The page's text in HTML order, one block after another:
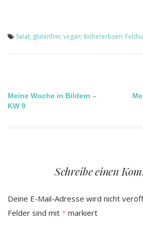
Salat; glutenfrei; vegan; Kichererbsen;
Beitragsnavigation
Meine Woche in Bildern –
KW 9
Schreibe einen
Deine E-Mail-Adresse wird nicht
Felder sind mit * markiert